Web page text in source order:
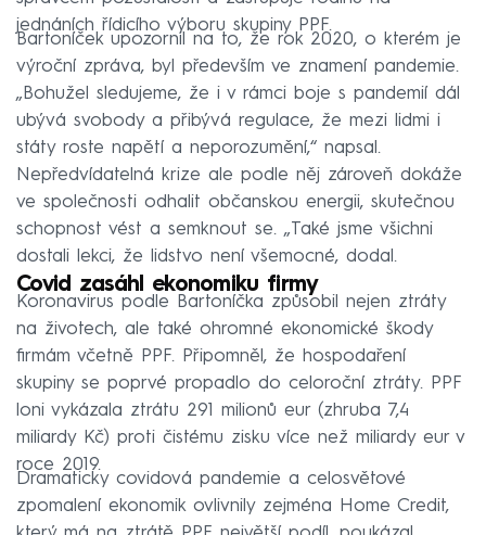
jednáních řídicího výboru skupiny PPF.
Bartoníček upozornil na to, že rok 2020, o kterém je
výroční zpráva, byl především ve znamení pandemie.
„Bohužel sledujeme, že i v rámci boje s pandemií dál
ubývá svobody a přibývá regulace, že mezi lidmi i
státy roste napětí a neporozumění,“ napsal.
Nepředvídatelná krize ale podle něj zároveň dokáže
ve společnosti odhalit občanskou energii, skutečnou
schopnost vést a semknout se. „Také jsme všichni
dostali lekci, že lidstvo není všemocné, dodal.
Covid zasáhl ekonomiku firmy
Koronavirus podle Bartoníčka způsobil nejen ztráty
na životech, ale také ohromné ekonomické škody
firmám včetně PPF. Připomněl, že hospodaření
skupiny se poprvé propadlo do celoroční ztráty. PPF
loni vykázala ztrátu 291 milionů eur (zhruba 7,4
miliardy Kč) proti čistému zisku více než miliardy eur v
roce 2019.
Dramaticky covidová pandemie a celosvětové
zpomalení ekonomik ovlivnily zejména Home Credit,